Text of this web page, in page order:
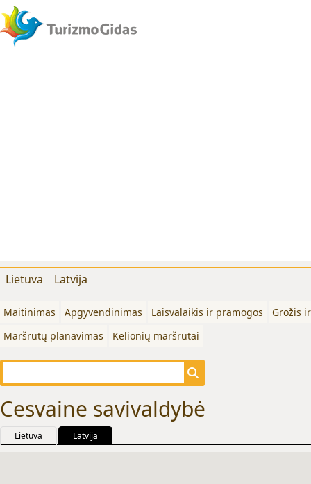
Lietuva Latvija
Maitinimas Apgyvendinimas Laisvalaikis ir pramogos
Grožis
Maršrutų planavimas
Kelionių maršrutai
Cesvaine savivaldybė
Lietuva Latvija